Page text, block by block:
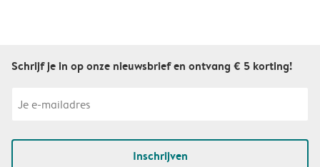
Schrijf je in op onze nieuwsbrief en ontvang € 5 korting!
Inschrijven